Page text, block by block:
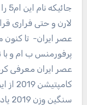
لارن و حتی فراری
عصر ایران- تا
پرفورمنس ب ام و با